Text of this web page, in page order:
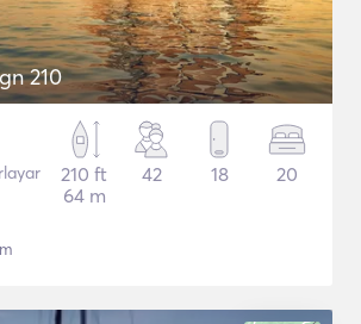
210
210 ft
64 m
42 18 20